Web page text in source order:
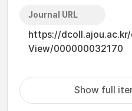
Journal URL
https://
View/000000032170
Show full